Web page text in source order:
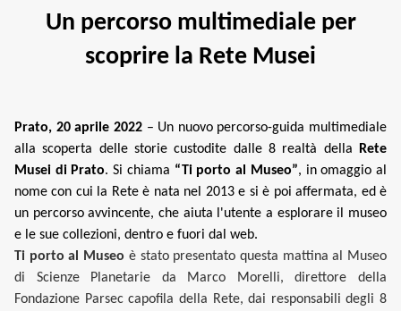
Un percorso multimediale per
scoprire la Rete Musei
Prato, 20 aprile 2022 – Un nuovo percorso-guida multimediale
alla scoperta delle storie custodite dalle 8 realtà della
Rete
Musei di Prato. Si chiama “Ti porto al Museo”, in omaggio al
nome con cui la Rete è nata nel 2013 e si è poi affermata, ed è
un percorso avvincente, che aiuta l'utente a esplorare il museo
e le sue collezioni, dentro e fuori dal web.
Ti porto al Museo è stato presentato questa mattina al Museo
di Scienze Planetarie da Marco Morelli, direttore della
Fondazione Parsec capofila della Rete, dai responsabili degli 8